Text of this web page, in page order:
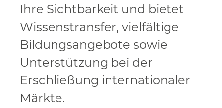
Ihre Sichtbarkeit und bietet
Wissenstransfer, vielfältige
Bildungsangebote sowie
Unterstützung bei der
Erschließung internationaler
Märkte.